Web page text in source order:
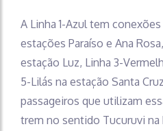
A Linha 1-Azul tem
estações Paraíso e Ana
estação Luz, Linha 3-
5-Lilás na estação Santa
passageiros que utilizam
trem no sentido Tucuruvi na